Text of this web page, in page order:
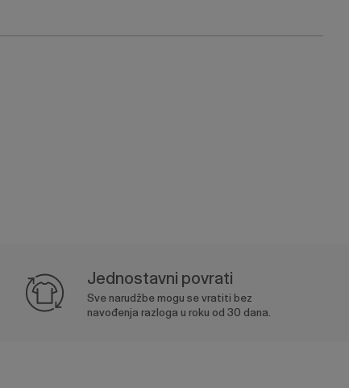
Jednostavni povrati
Sve narudžbe mogu se vratiti bez
navođenja razloga u roku od 30 dana.